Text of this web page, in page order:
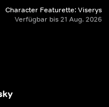
Character Featurette: Viserys
Verfügbar bis 21 Aug. 2026